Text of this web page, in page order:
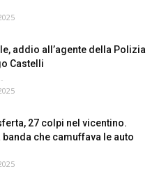
addio all’agente della Polizia
Castelli
-
27 colpi nel vicentino.
che camuffava le auto